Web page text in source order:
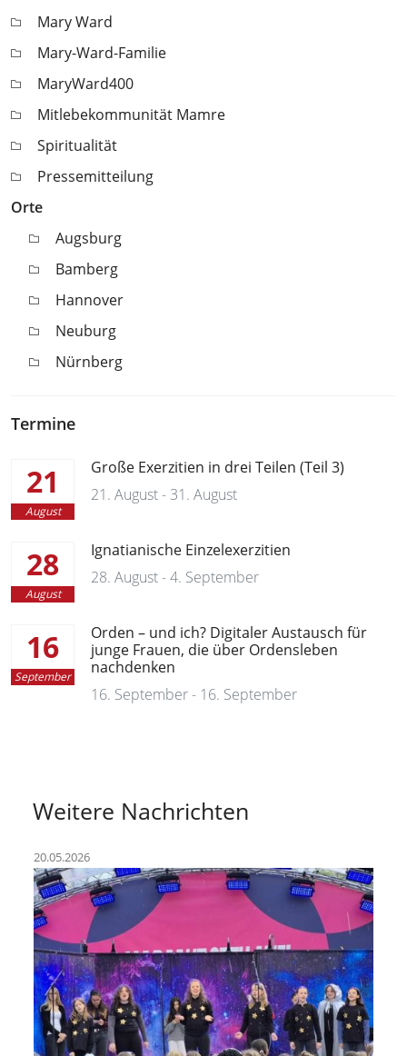
Mary Ward
Mary-Ward-Familie
MaryWard400
Mitlebekommunität Mamre
Spiritualität
Pressemitteilung
Orte
Augsburg
Bamberg
Hannover
Neuburg
Nürnberg
Termine
21
August
Große Exerzitien in drei Teilen (Teil 3)
21. August - 31. August
28
August
Ignatianische Einzelexerzitien
28. August - 4. September
16
September
Orden – und ich? Digitaler Austausch für
junge Frauen, die über Ordensleben
nachdenken
16. September - 16. September
Weitere Nachrichten
20.05.2026